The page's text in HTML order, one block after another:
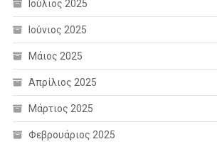
Ιούλιος 2025
Ιούνιος 2025
Μάιος 2025
Απρίλιος 2025
Μάρτιος 2025
Φεβρουάριος 2025